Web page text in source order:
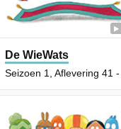
De WieWats